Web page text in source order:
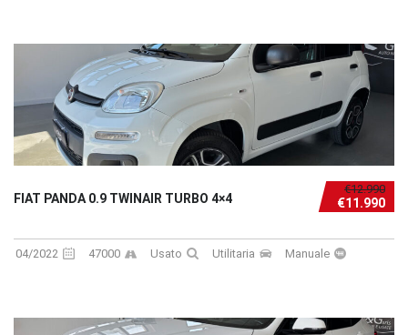
€12.990
€11.990
FIAT PANDA 0.9 TWINAIR TURBO 4×4
04/2022 47000 Usato Utilitaria Manuale